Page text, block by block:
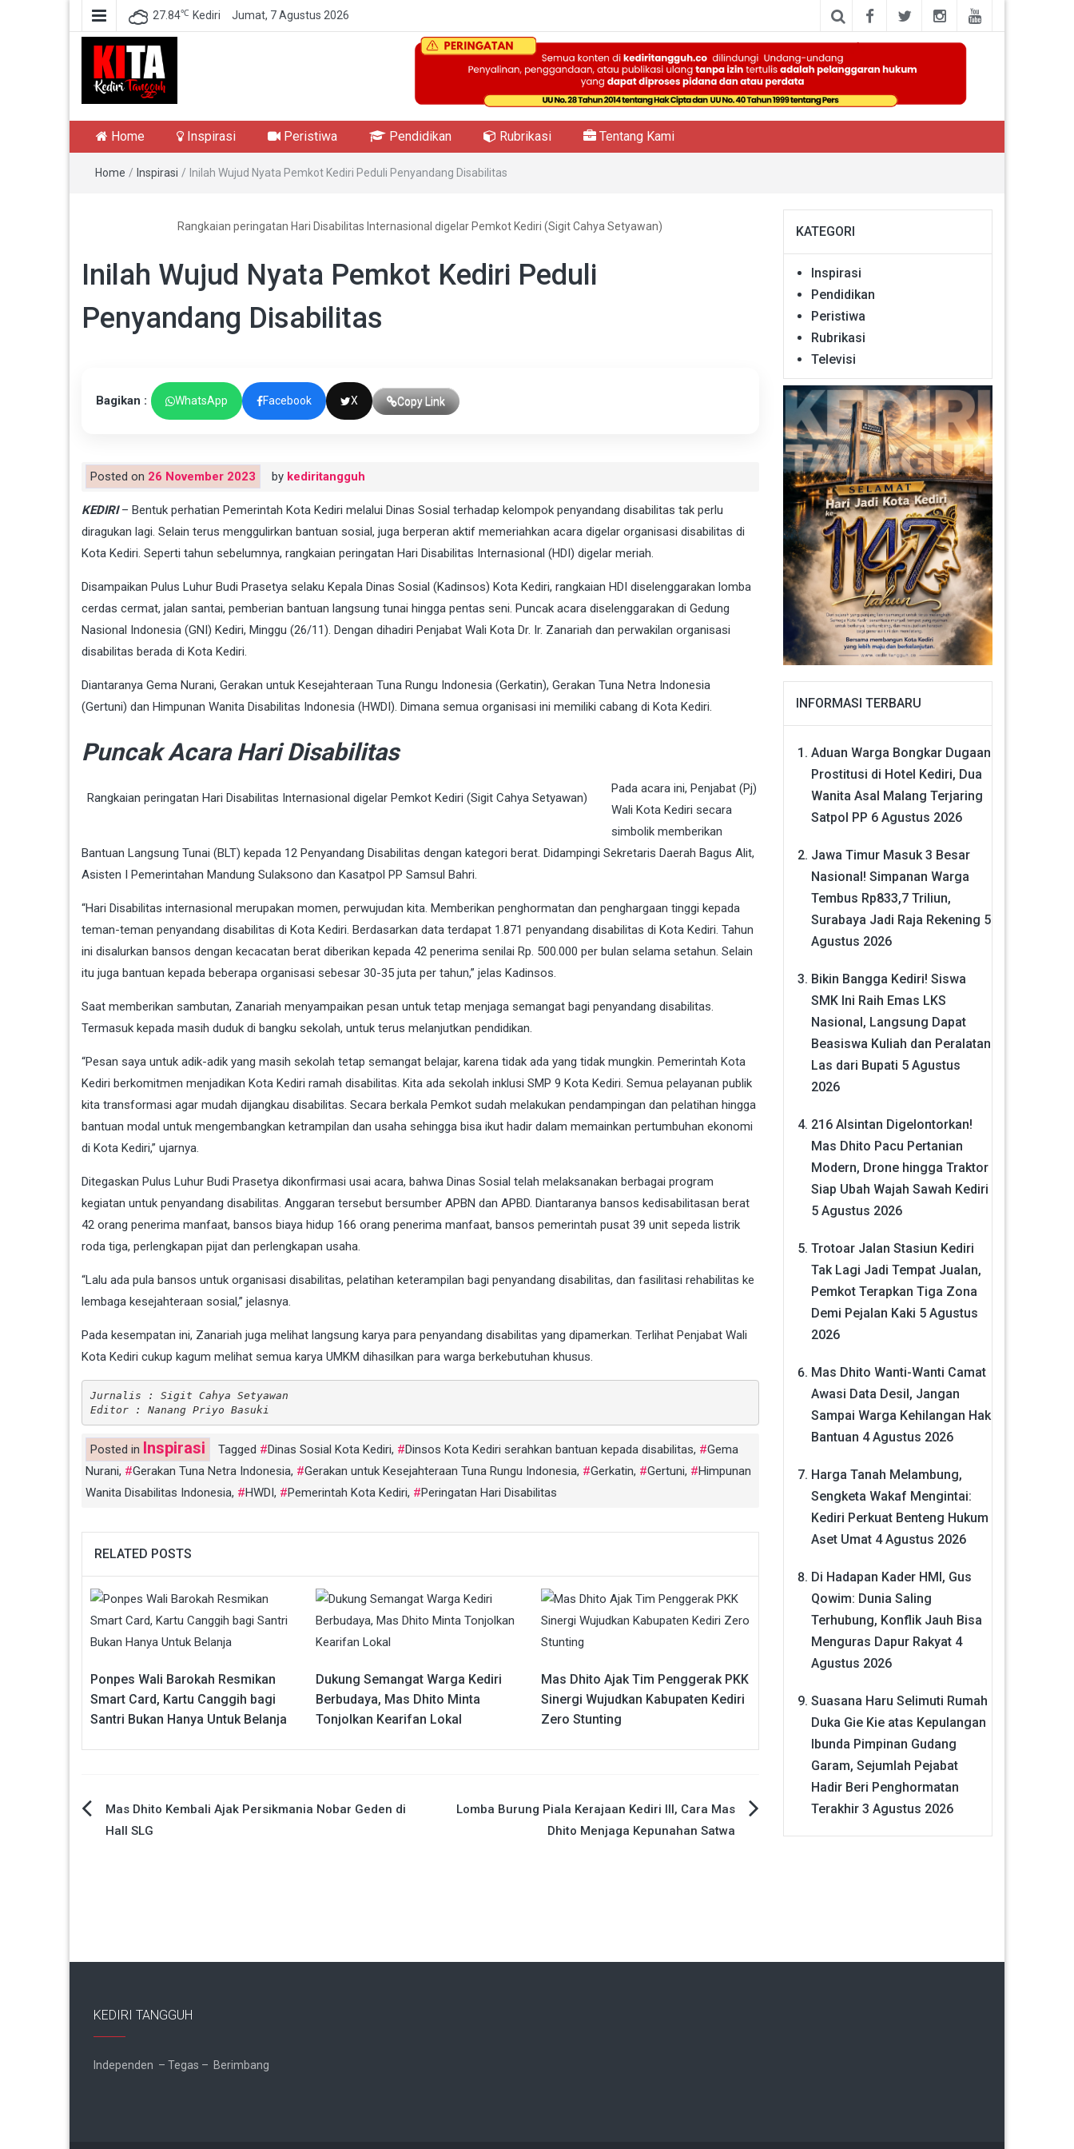
27.84℃ Kediri Jumat, 7 Agustus 2026
Kediri Tangguh
Home Inspirasi Peristiwa Pendidikan Rubrikasi Tentang Kami
Home / Inspirasi / Inilah Wujud Nyata Pemkot Kediri Peduli Penyandang Disabilitas
Rangkaian peringatan Hari Disabilitas Internasional digelar Pemkot Kediri (Sigit Cahya Setyawan)
Inilah Wujud Nyata Pemkot Kediri Peduli
Penyandang Disabilitas
Bagikan : WhatsApp Facebook X Copy Link
Posted on 26 November 2023 by kediritangguh
KEDIRI– Bentuk perhatian Pemerintah Kota Kediri melalui Dinas Sosial terhadap kelompok penyandang disabilitas tak perlu
diragukan lagi. Selain terus menggulirkan bantuan sosial, juga berperan aktif memeriahkan acara digelar organisasi disabilitas di
Kota Kediri. Seperti tahun sebelumnya, rangkaian peringatan Hari Disabilitas Internasional (HDI) digelar meriah.
Disampaikan Pulus Luhur Budi Prasetya selaku Kepala Dinas Sosial (Kadinsos) Kota Kediri, rangkaian HDI diselenggarakan lomba
cerdas cermat, jalan santai, pemberian bantuan langsung tunai hingga pentas seni. Puncak acara diselenggarakan di Gedung
Nasional Indonesia (GNI) Kediri, Minggu (26/11). Dengan dihadiri Penjabat Wali Kota Dr. Ir. Zanariah dan perwakilan organisasi
disabilitas berada di Kota Kediri.
Diantaranya Gema Nurani, Gerakan untuk Kesejahteraan Tuna Rungu Indonesia (Gerkatin), Gerakan Tuna Netra Indonesia
(Gertuni) dan Himpunan Wanita Disabilitas Indonesia (HWDI). Dimana semua organisasi ini memiliki cabang di Kota Kediri.
Puncak Acara Hari Disabilitas
Rangkaian peringatan Hari Disabilitas Internasional digelar Pemkot Kediri (Sigit Cahya Setyawan)
Pada acara ini, Penjabat (Pj)
Wali Kota Kediri secara
simbolik memberikan
Bantuan Langsung Tunai (BLT) kepada 12 Penyandang Disabilitas dengan kategori berat. Didampingi Sekretaris Daerah Bagus Alit,
Asisten I Pemerintahan Mandung Sulaksono dan Kasatpol PP Samsul Bahri.
“Hari Disabilitas internasional merupakan momen, perwujudan kita. Memberikan penghormatan dan penghargaan tinggi kepada
teman-teman penyandang disabilitas di Kota Kediri. Berdasarkan data terdapat 1.871 penyandang disabilitas di Kota Kediri. Tahun
ini disalurkan bansos dengan kecacatan berat diberikan kepada 42 penerima senilai Rp. 500.000 per bulan selama setahun. Selain
itu juga bantuan kepada beberapa organisasi sebesar 30-35 juta per tahun,” jelas Kadinsos.
Saat memberikan sambutan, Zanariah menyampaikan pesan untuk tetap menjaga semangat bagi penyandang disabilitas.
Termasuk kepada masih duduk di bangku sekolah, untuk terus melanjutkan pendidikan.
“Pesan saya untuk adik-adik yang masih sekolah tetap semangat belajar, karena tidak ada yang tidak mungkin. Pemerintah Kota
Kediri berkomitmen menjadikan Kota Kediri ramah disabilitas. Kita ada sekolah inklusi SMP 9 Kota Kediri. Semua pelayanan publik
kita transformasi agar mudah dijangkau disabilitas. Secara berkala Pemkot sudah melakukan pendampingan dan pelatihan hingga
bantuan modal untuk mengembangkan ketrampilan dan usaha sehingga bisa ikut hadir dalam memainkan pertumbuhan ekonomi
di Kota Kediri,” ujarnya.
Ditegaskan Pulus Luhur Budi Prasetya dikonfirmasi usai acara, bahwa Dinas Sosial telah melaksanakan berbagai program
kegiatan untuk penyandang disabilitas. Anggaran tersebut bersumber APBN dan APBD. Diantaranya bansos kedisabilitasan berat
42 orang penerima manfaat, bansos biaya hidup 166 orang penerima manfaat, bansos pemerintah pusat 39 unit sepeda listrik
roda tiga, perlengkapan pijat dan perlengkapan usaha.
“Lalu ada pula bansos untuk organisasi disabilitas, pelatihan keterampilan bagi penyandang disabilitas, dan fasilitasi rehabilitas ke
lembaga kesejahteraan sosial,” jelasnya.
Pada kesempatan ini, Zanariah juga melihat langsung karya para penyandang disabilitas yang dipamerkan. Terlihat Penjabat Wali
Kota Kediri cukup kagum melihat semua karya UMKM dihasilkan para warga berkebutuhan khusus.
Jurnalis : Sigit Cahya Setyawan
Editor : Nanang Priyo Basuki
Posted in Inspirasi Tagged Dinas Sosial Kota Kediri, Dinsos Kota Kediri serahkan bantuan kepada disabilitas,
Gema
Nurani, Gerakan Tuna Netra Indonesia, Gerakan untuk Kesejahteraan Tuna Rungu Indonesia, Gerkatin, Gertuni,
Himpunan
Wanita Disabilitas Indonesia, HWDI, Pemerintah Kota Kediri, Peringatan Hari Disabilitas
RELATED POSTS
Ponpes Wali Barokah Resmikan
Smart Card, Kartu Canggih bagi
Santri Bukan Hanya Untuk Belanja
Dukung Semangat Warga Kediri
Berbudaya, Mas Dhito Minta
Tonjolkan Kearifan Lokal
Mas Dhito Ajak Tim Penggerak PKK
Sinergi Wujudkan Kabupaten Kediri
Zero Stunting
Navigasi
Mas Dhito Kembali Ajak Persikmania Nobar Geden di
Hall SLG
Lomba Burung Piala Kerajaan Kediri III, Cara Mas
Dhito Menjaga Kepunahan Satwa
KATEGORI
Inspirasi
Pendidikan
Peristiwa
Rubrikasi
Televisi
INFORMASI TERBARU
Aduan Warga Bongkar Dugaan
Prostitusi di Hotel Kediri, Dua
Wanita Asal Malang Terjaring
Satpol PP 6 Agustus 2026
Jawa Timur Masuk 3 Besar
Nasional! Simpanan Warga
Tembus Rp833,7 Triliun,
Surabaya Jadi Raja Rekening 5
Agustus 2026
Bikin Bangga Kediri! Siswa
SMK Ini Raih Emas LKS
Nasional, Langsung Dapat
Beasiswa Kuliah dan Peralatan
Las dari Bupati 5 Agustus
2026
216 Alsintan Digelontorkan!
Mas Dhito Pacu Pertanian
Modern, Drone hingga Traktor
Siap Ubah Wajah Sawah Kediri
5 Agustus 2026
Trotoar Jalan Stasiun Kediri
Tak Lagi Jadi Tempat Jualan,
Pemkot Terapkan Tiga Zona
Demi Pejalan Kaki 5 Agustus
2026
Mas Dhito Wanti-Wanti Camat
Awasi Data Desil, Jangan
Sampai Warga Kehilangan Hak
Bantuan 4 Agustus 2026
Harga Tanah Melambung,
Sengketa Wakaf Mengintai:
Kediri Perkuat Benteng Hukum
Aset Umat 4 Agustus 2026
Di Hadapan Kader HMI, Gus
Qowim: Dunia Saling
Terhubung, Konflik Jauh Bisa
Menguras Dapur Rakyat 4
Agustus 2026
Suasana Haru Selimuti Rumah
Duka Gie Kie atas Kepulangan
Ibunda Pimpinan Gudang
Garam, Sejumlah Pejabat
Hadir Beri Penghormatan
Terakhir 3 Agustus 2026
KEDIRI TANGGUH
Independen – Tegas – Berimbang